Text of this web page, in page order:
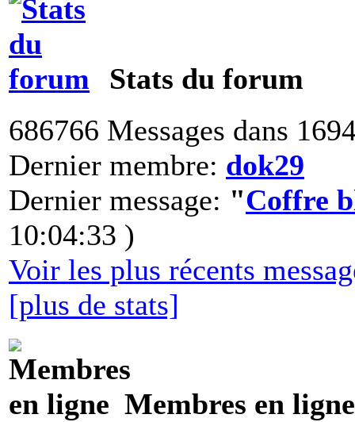
Stats du forum
686766 Messages dans
Dernier membre: dok29
Dernier message: "Coffre
10:04:33 )
Voir les plus récents
[plus de stats]
Membres en ligne